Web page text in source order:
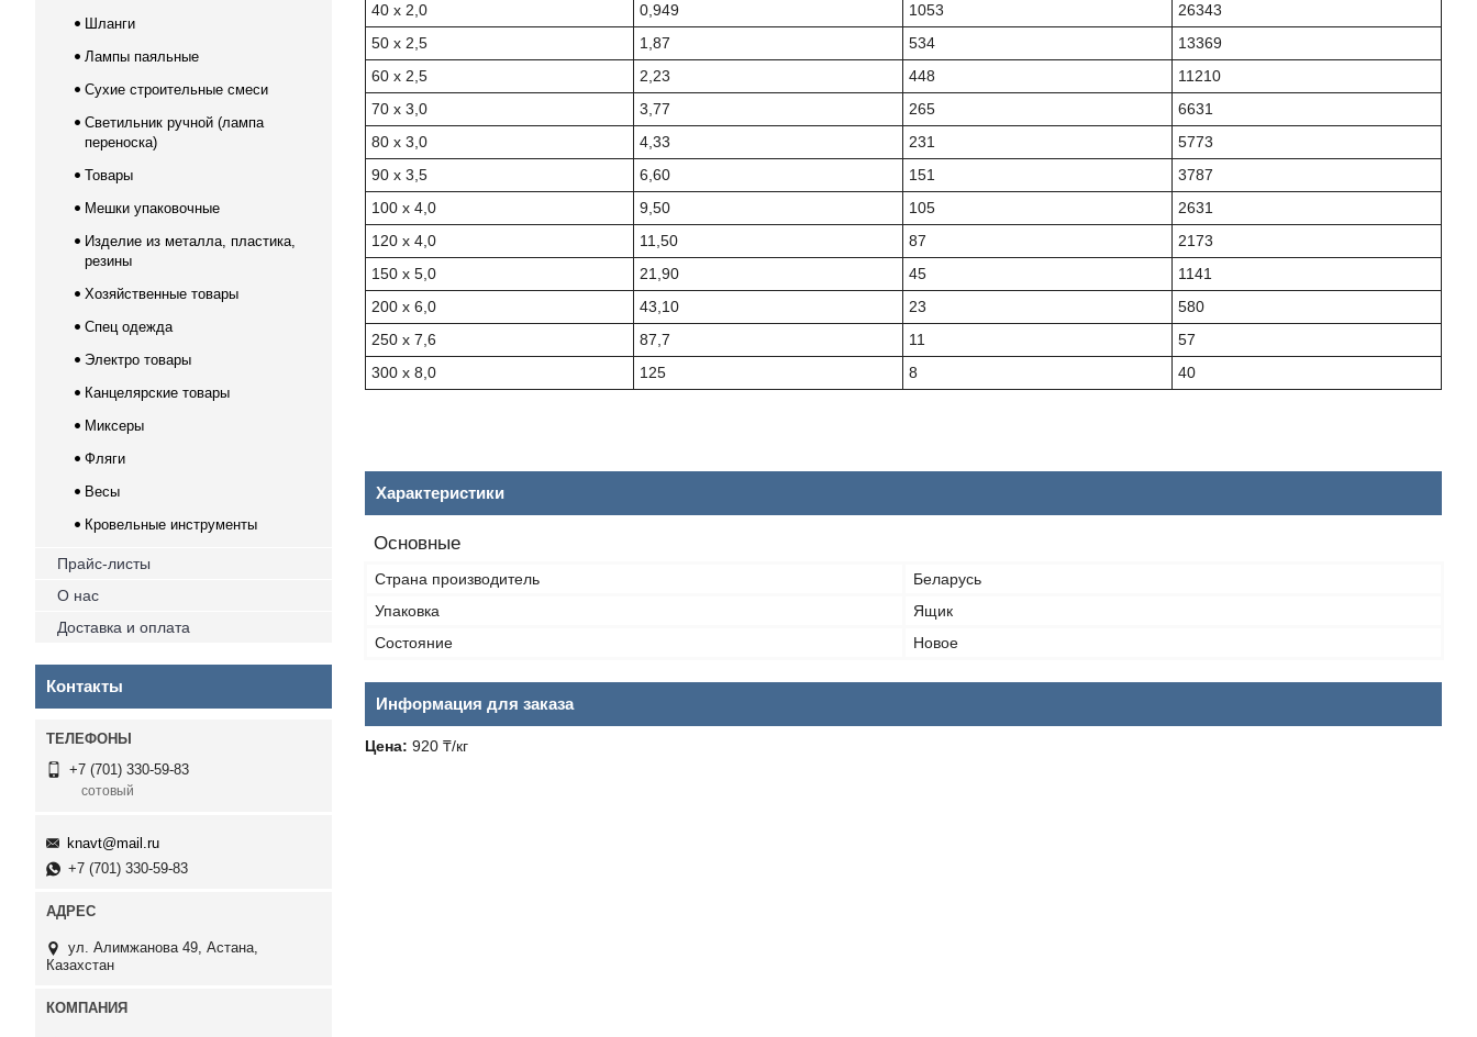
40 x 2,0
0,949 1053
26343
50 x 2,5
1,87 534
13369
60 x 2,5
2,23 448
11210
70 x 3,0
3,77 265
6631
80 x 3,0
4,33 231
5773
90 x 3,5
6,60 151
3787
100 x 4,0
9,50 105
2631
120 x 4,0
11,50 87
2173
150 x 5,0
21,90 45
1141
200 x 6,0
43,10 23
580
250 x 7,6
87,7 11
57
300 x 8,0
125 8 40
Характеристики
Основные
Страна производитель
Беларусь
Упаковка
Ящик
Состояние
Новое
Информация для заказа
Цена: 920 ₸/кг
Шланги
Лампы паяльные
Сухие строительные смеси
Светильник ручной (лампа
переноска)
Товары
Мешки упаковочные
Изделие из металла, пластика,
резины
Хозяйственные товары
Спец одежда
Электро товары
Канцелярские товары
Миксеры
Фляги
Весы
Кровельные инструменты
Прайс-листы
О нас
Доставка и оплата
Контакты
+7 (701) 330-59-83
сотовый
knavt@mail.ru
+7 (701) 330-59-83
ул. Алимжанова 49, Астана,
Казахстан